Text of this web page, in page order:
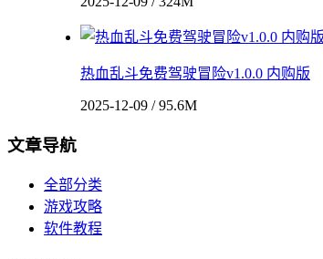
热血乱斗免费驾驶冒险v1.0.0 内购版
2025-12-09 / 95.6M
文章导航
全部分类
游戏攻略
软件教程